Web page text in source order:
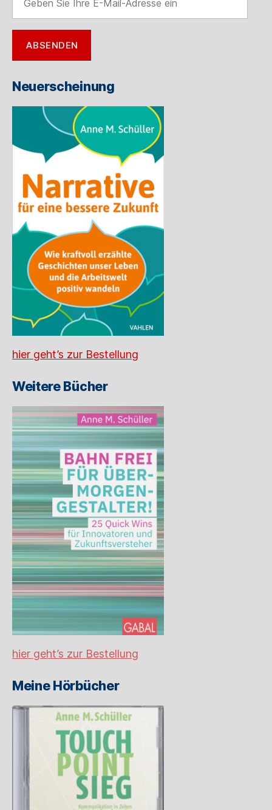
Sie
Ihre
E-
Mail-
Adresse
ABSENDEN
Neuerscheinung
hier geht’s zur Bestellung
Weitere Bücher
hier geht’s zur Bestellung
Meine Hörbücher